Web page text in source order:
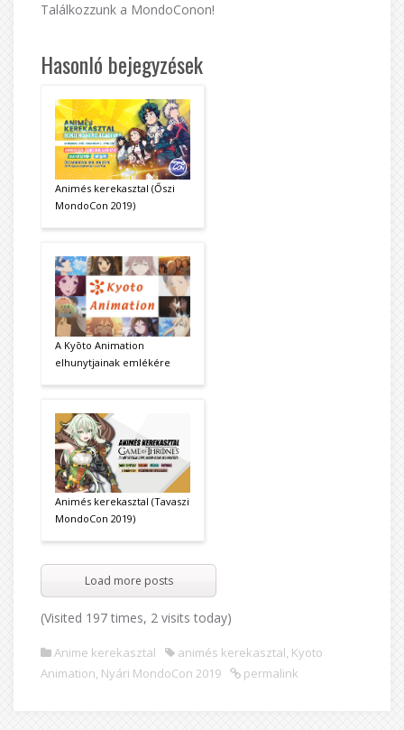
Találkozzunk a MondoConon!
Hasonló bejegyzések
Animés kerekasztal (Őszi
MondoCon 2019)
A Kyōto Animation
elhunytjainak emlékére
Animés kerekasztal (Tavaszi
MondoCon 2019)
Load more posts
(Visited 197 times, 2 visits today)
Anime kerekasztal animés kerekasztal, Kyoto
Animation, Nyári MondoCon 2019 permalink